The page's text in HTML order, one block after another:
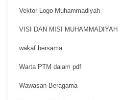
Vektor Logo Muhammadiyah
VISI DAN MISI MUHAMMADIYAH
wakaf bersama
Warta PTM dalam pdf
Wawasan Beragama